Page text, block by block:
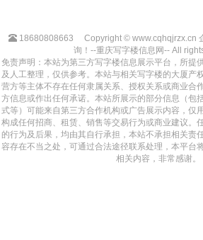
18680808663
Copyright © www.cqhqjrzx.cn
询！--重庆写字楼信息网-- All
免责声明：本站为第三方写字楼信息展示平台，所提
及人工整理，仅供参考。本站与相关写字楼的大厦产
营方等主体不存在任何隶属关系、授权关系或商业合
方信息或作出任何承诺。本站所展示的部分信息（包
式等）可能来自第三方合作机构或广告展示内容，仅
构成任何招商、租赁、销售等交易行为或商业建议。
的行为及后果，均由其自行承担，本站不承担相关责
容存在不当之处，可通过合法途径联系处理，本平台
相关内容，非常感谢。